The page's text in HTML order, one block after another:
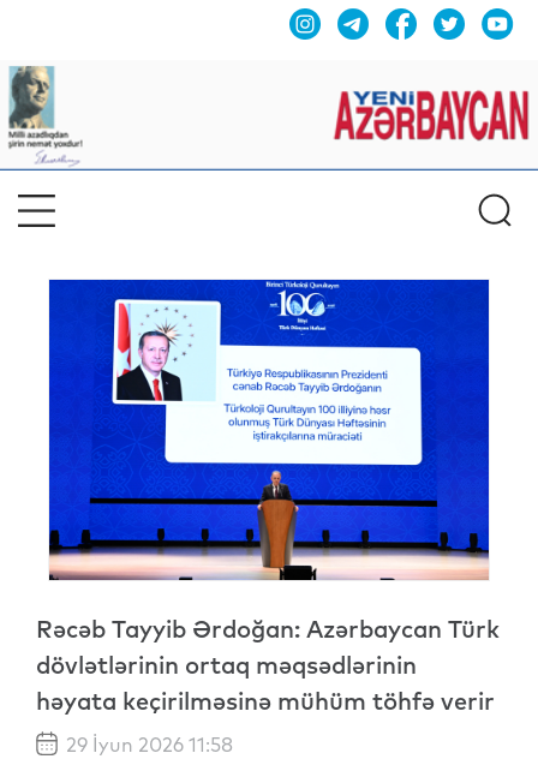
Rəcəb Tayyib Ərdoğan: Azərbaycan Türk
dövlətlərinin ortaq məqsədlərinin
həyata keçirilməsinə mühüm töhfə verir
29 İyun 2026 11:58